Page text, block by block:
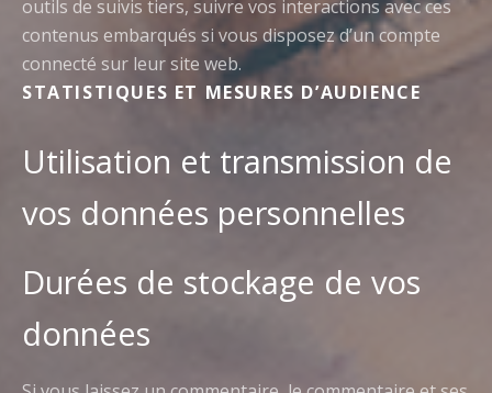
outils de suivis tiers, suivre vos interactions avec ces
contenus embarqués si vous disposez d’un compte
connecté sur leur site web.
STATISTIQUES ET MESURES D’AUDIENCE
Utilisation et transmission de
vos données personnelles
Durées de stockage de vos
données